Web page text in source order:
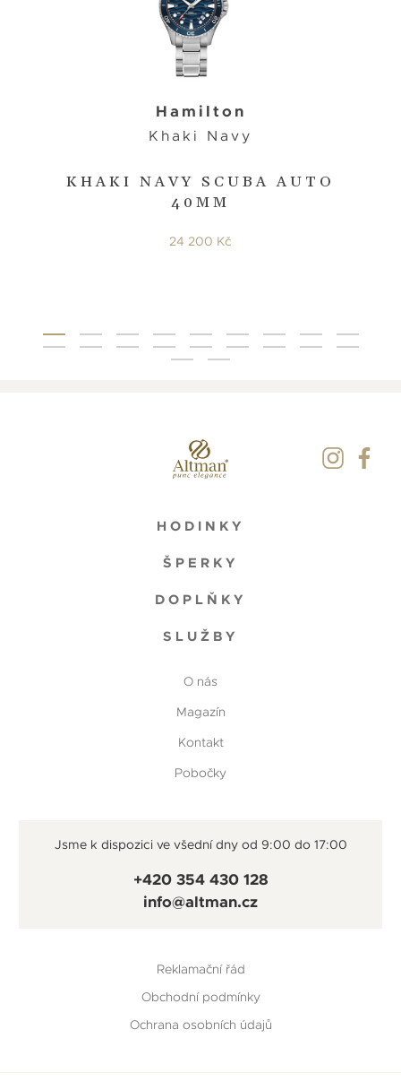
KHAKI NAVY SCUBA AUTO
40MM
Hamilton
Khaki Navy
24 200 Kč
HODINKY
ŠPERKY
DOPLŇKY
SLUŽBY
O nás
Magazín
Kontakt
Pobočky
Jsme k dispozici ve všední dny od 9:00 do 17:00
+420 354 430 128
info@altman.cz
Reklamační řád
Obchodní podmínky
Ochrana osobních údajů